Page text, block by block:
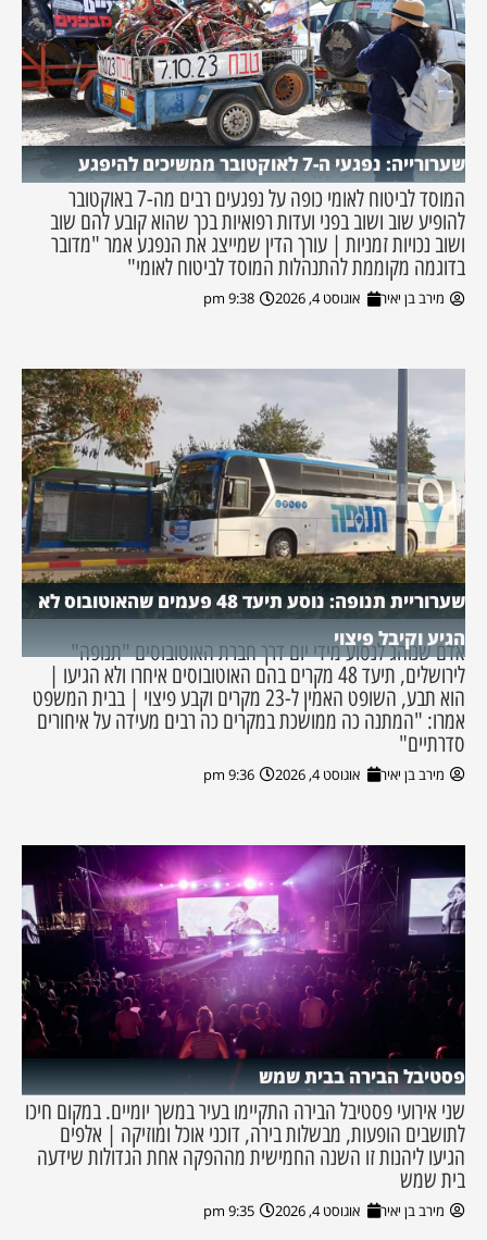
שערורייה: נפגעי ה-7 לאוקטובר ממשיכים להיפגע
המוסד לביטוח לאומי כופה על נפגעים רבים מה-7 באוקטובר
להופיע שוב ושוב בפני ועדות רפואיות בכך שהוא קובע להם שוב
ושוב נכויות זמניות | עורך הדין שמייצג את הנפגע אמר "מדובר
בדוגמה מקוממת להתנהלות המוסד לביטוח לאומי"
מירב בן יאיר אוגוסט 4, 2026 9:38 pm
שערוריית תנופה: נוסע תיעד 48 פעמים שהאוטובוס לא
הגיע וקיבל פיצוי
אדם שנוהג לנסוע מידי יום דרך חברת האוטובוסים "תנופה"
לירושלים, תיעד 48 מקרים בהם האוטובוסים איחרו ולא הגיעו |
הוא תבע, השופט האמין ל-23 מקרים וקבע פיצוי | בבית המשפט
אמרו: "המתנה כה ממושכת במקרים כה רבים מעידה על איחורים
סדרתיים"
מירב בן יאיר אוגוסט 4, 2026 9:36 pm
פסטיבל הבירה בבית שמש
שני אירועי פסטיבל הבירה התקיימו בעיר במשך יומיים. במקום חיכו
לתושבים הופעות, מבשלות בירה, דוכני אוכל ומוזיקה | אלפים
הגיעו ליהנות זו השנה החמישית מההפקה אחת הגדולות שידעה
בית שמש
מירב בן יאיר אוגוסט 4, 2026 9:35 pm